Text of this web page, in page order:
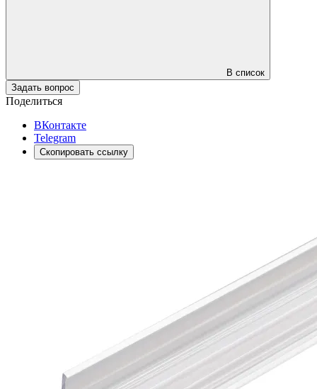
В список
Задать вопрос
Поделиться
ВКонтакте
Telegram
Скопировать ссылку